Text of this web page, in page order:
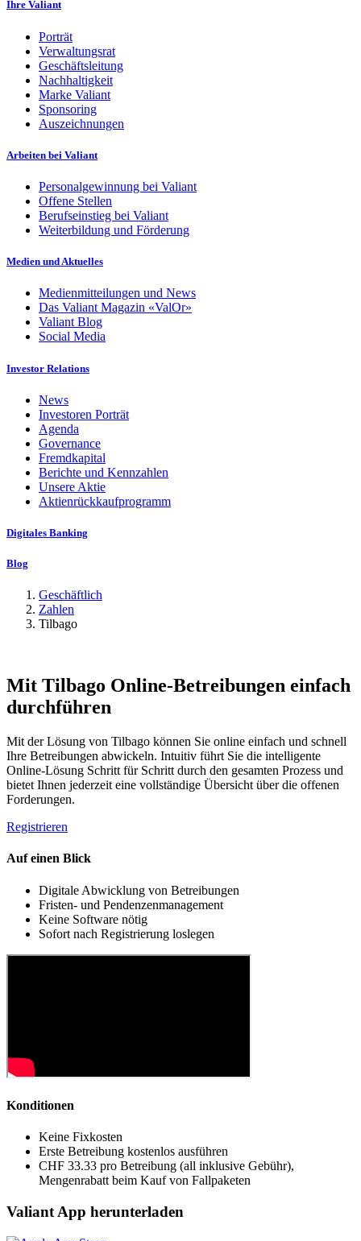
Ihre Valiant
Porträt
Verwaltungsrat
Geschäftsleitung
Nachhaltigkeit
Marke Valiant
Sponsoring
Auszeichnungen
Arbeiten bei Valiant
Personalgewinnung bei Valiant
Offene Stellen
Berufseinstieg bei Valiant
Weiterbildung und Förderung
Medien und Aktuelles
Medienmitteilungen und News
Das Valiant Magazin «ValOr»
Valiant Blog
Social Media
Investor Relations
News
Investoren Porträt
Agenda
Governance
Fremdkapital
Berichte und Kennzahlen
Unsere Aktie
Aktienrückkaufprogramm
Digitales Banking
Blog
Geschäftlich
Zahlen
Tilbago
Mit Tilbago Online-Betreibungen einfach
durchführen
Mit der Lösung von Tilbago können Sie online einfach und schnell
Ihre Betreibungen abwickeln. Intuitiv führt Sie die intelligente
Online-Lösung Schritt für Schritt durch den gesamten Prozess und
bietet Ihnen jederzeit eine vollständige Übersicht über die offenen
Forderungen.
Registrieren
Auf einen Blick
Digitale Abwicklung von Betreibungen
Fristen- und Pendenzenmanagement
Keine Software nötig
Sofort nach Registrierung loslegen
Konditionen
Keine Fixkosten
Erste Betreibung kostenlos ausführen
CHF 33.33 pro Betreibung (all inklusive Gebühr),
Mengenrabatt beim Kauf von Fallpaketen
Valiant App herunterladen